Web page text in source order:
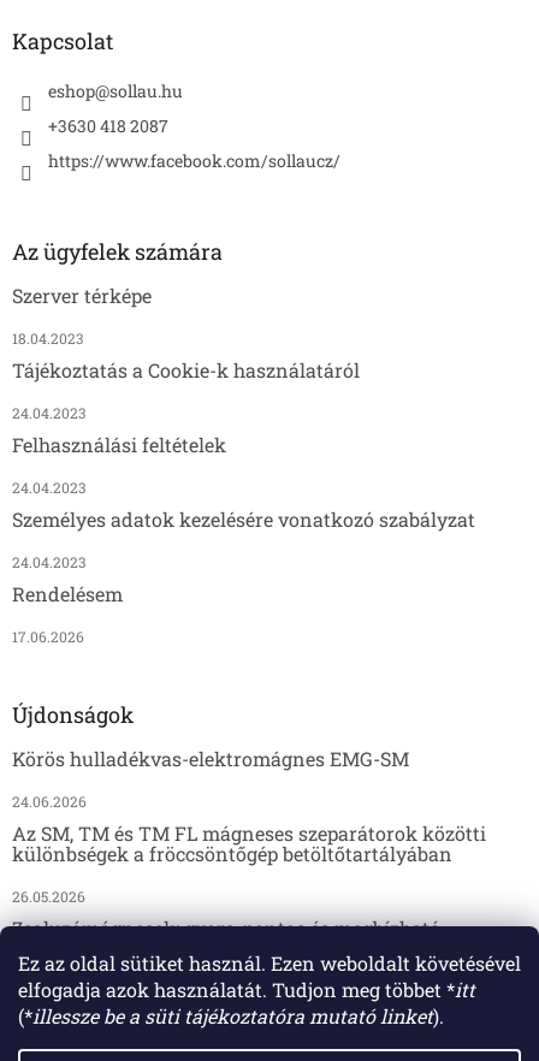
Ez az oldal sütiket használ. Ezen weboldalt követésével
elfogadja azok használatát. Tudjon meg többet *itt
(*illessze be a süti tájékoztatóra mutató linket).
Kapcsolat
eshop@sollau.hu
+3630 418 2087
https://www.facebook.com/sollaucz/
Az ügyfelek számára
Szerver térképe
18.04.2023
Tájékoztatás a Cookie-k használatáról
24.04.2023
Felhasználási feltételek
24.04.2023
Személyes adatok kezelésére vonatkozó szabályzat
24.04.2023
Rendelésem
17.06.2026
Újdonságok
Körös hulladékvas-elektromágnes EMG-SM
24.06.2026
Az SM, TM és TM FL mágneses szeparátorok közötti
különbségek a fröccsöntőgép betöltőtartályában
26.05.2026
Zsaluzómágnesek: gyors, pontos és megbízható
17.04.2026